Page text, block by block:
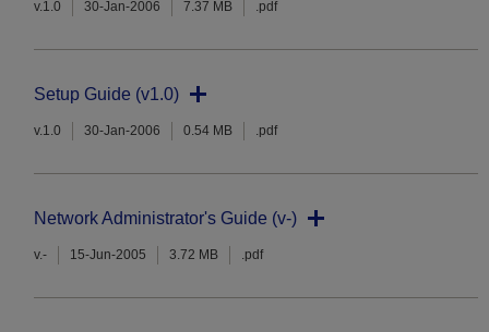
v.1.0 30-Jan-2006 7.37 MB .pdf
Setup Guide (v1.0)
v.1.0 30-Jan-2006 0.54 MB .pdf
Network Administrator's Guide (v-)
v.- 15-Jun-2005 3.72 MB .pdf